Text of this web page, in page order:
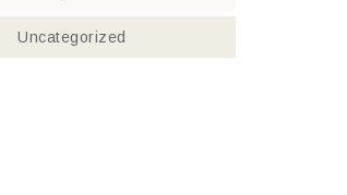
Uncategorized